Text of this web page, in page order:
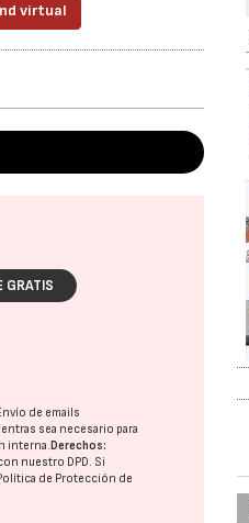
virtual
GRATIS
de emails
sea necesario para
interna.Derechos:
nuestro DPD. Si
de Protección de